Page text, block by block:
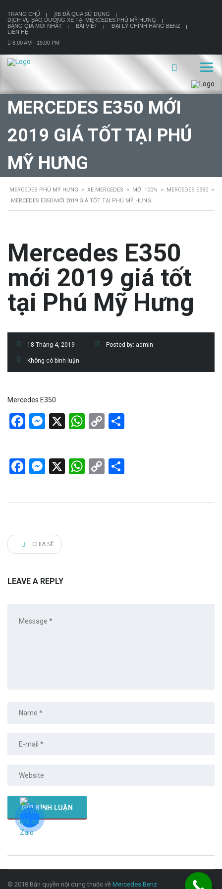
TRANG CHỦ
XE ĐÃ QUA SỬ DỤNG
DỊCH VỤ BÃO DƯỠNG XE TẠI MERCEDES PHÚ MỸ HƯNG
BẢNG GIÁ MỚI NHẤT
BÀI VIẾT
ĐẠI LÝ CHÍNH HÃNG BENZ
LIÊN HỆ
8:00 AM - 19:00 PM
MERCEDES E350 MỚI
2019 GIÁ TỐT TẠI PHÚ
MỸ HƯNG
MERCEDES PHÚ MỸ HƯNG > XE MERCEDES > MỚI 100% > MERCEDES E350 >
MERCEDES E350 MỚI 2019 GIÁ TỐT TẠI PHÚ MỸ HƯNG
Mercedes E350
mới 2019 giá tốt
tại Phú Mỹ Hưng
18 Tháng 4, 2019 Posted by: admin
Không có bình luận
Mercedes E350
Facebook
Messenger
X WhatsApp
Copy
Facebook
Messenger
X WhatsApp
Copy
CHIA SẼ
LEAVE A REPLY
© 2018 Bản quyền nội dung thuộc về Mercedes Benz